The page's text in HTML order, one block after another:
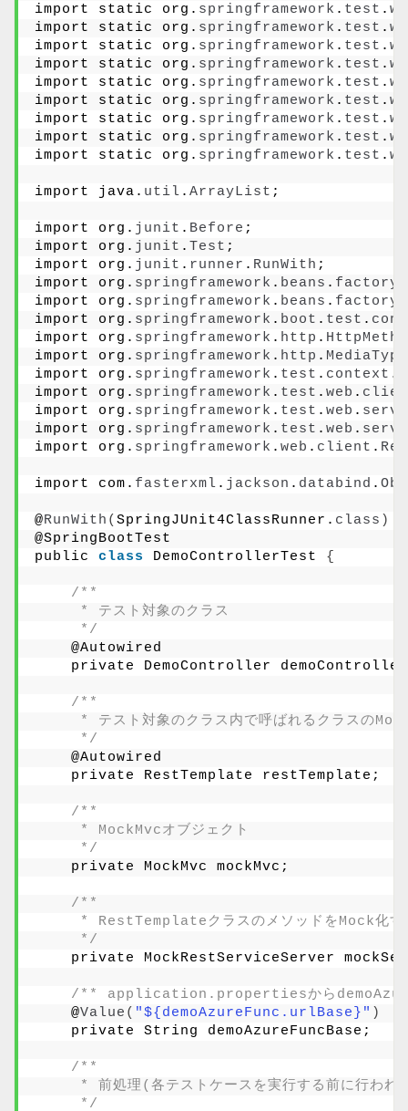
import static org. springframework . test .
import static org. springframework . test .
import static org. springframework . test .
import static org. springframework . test .
import static org. springframework . test .
import static org. springframework . test .
import static org. springframework . test .
import static org. springframework . test .
import static org. springframework . test .
import java. util . ArrayList ;
import org. junit . Before ;
import org. junit . Test ;
import org. junit . runner . RunWith ;
import org. springframework . beans . factory
import org. springframework . beans . factory
import org. springframework . boot . test .
import org. springframework . http .
import org. springframework . http . MediaType
import org. springframework . test . context .
import org. springframework . test . web .
import org. springframework . test . web .
import org. springframework . test . web .
import org. springframework . web . client .
import com. fasterxml . jackson . databind .
@RunWith ( SpringJUnit4ClassRunner. class )
@SpringBootTest
public class DemoControllerTest {
/**
     * テスト対象のクラス
     */
    @Autowired
private DemoController
/**
* テスト対象のクラス内で呼ばれるクラスの
     */
    @Autowired
    private RestTemplate restTemplate;
/**
     * MockMvcオブジェクト
     */
    private MockMvc mockMvc;
/**
* RestTemplateクラスのメソッドをMock化す
     */
private MockRestServiceServer
/** application.propertiesから
    @
Value ( "${demoAzureFunc.urlBase}" )
    private String demoAzureFuncBase;
/**
* 前処理(各テストケースを実行する前に行われ
     */